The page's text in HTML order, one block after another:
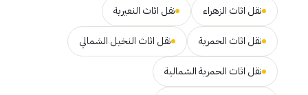
نقل اثاث الزهراء نقل اثاث النعيرية
نقل اثاث الحمرية نقل اثاث النخيل الشمالي
نقل اثاث الحمرية الشمالية